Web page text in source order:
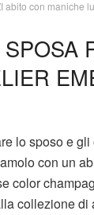
abito con maniche
lo sposo e
con un
color
collezione di